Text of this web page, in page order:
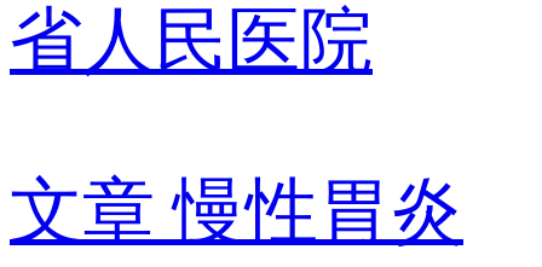
省人民医院
文章 慢性胃炎